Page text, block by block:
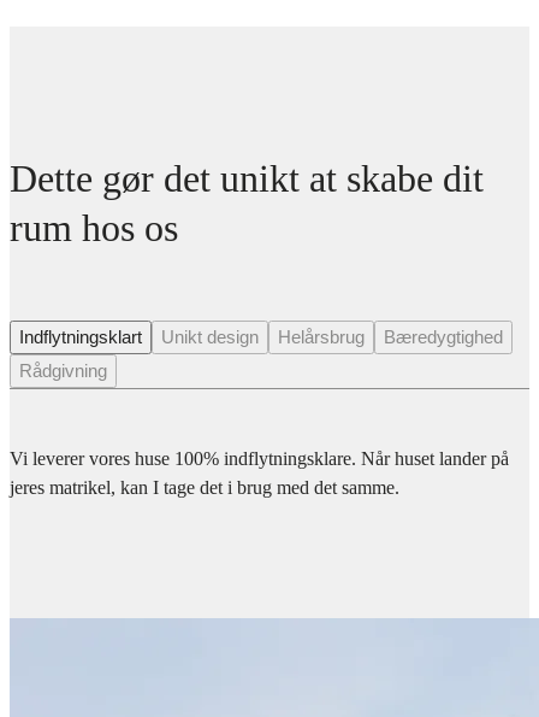
Dette gør det unikt at skabe dit
rum hos os
Indflytningsklart Unikt design Helårsbrug
Bæredygtighed
Rådgivning
Vi leverer vores huse 100% indflytningsklare. Når huset lander på
jeres matrikel, kan I tage det i brug med det samme.